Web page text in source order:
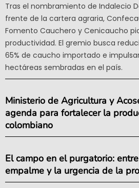
Tras el nombramiento de Indalecio
frente de la cartera agraria,
Fomento Cauchero y Cenicaucho
productividad. El gremio busca
65% de caucho importado e
hectáreas sembradas en el país.
Ministerio de Agricultura y
agenda para fortalecer la
colombiano
El campo en el purgatorio:
empalme y la urgencia de la